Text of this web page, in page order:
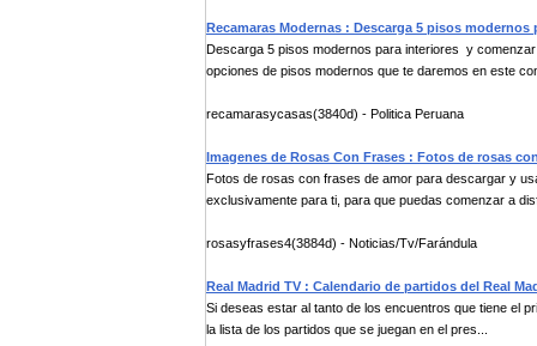
Recamaras Modernas : Descarga 5 pisos modernos
Descarga 5 pisos modernos para interiores y
opciones de pisos modernos que te daremos en este
recamarasycasas(3840d) - Politica Peruana
Imagenes de Rosas Con Frases : Fotos de rosas
Fotos de rosas con frases de amor para descargar y
exclusivamente para ti, para que puedas comenzar a
rosasyfrases4(3884d) - Noticias/Tv/Farándula
Real Madrid TV : Calendario de partidos del Real
Si deseas estar al tanto de los encuentros que tiene el
la lista de los partidos que se juegan en el pres...